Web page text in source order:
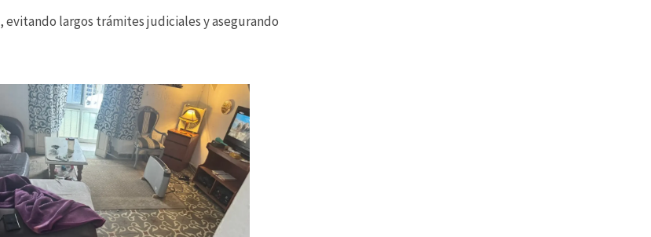
, evitando largos trámites judiciales y asegurando